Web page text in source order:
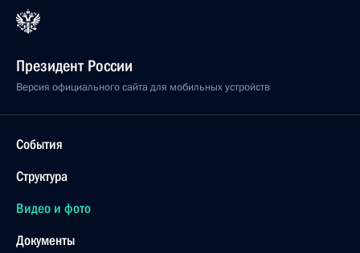
Президент России
Версия официального сайта для мобильных устройств
События
Структура
Видео и фото
Документы